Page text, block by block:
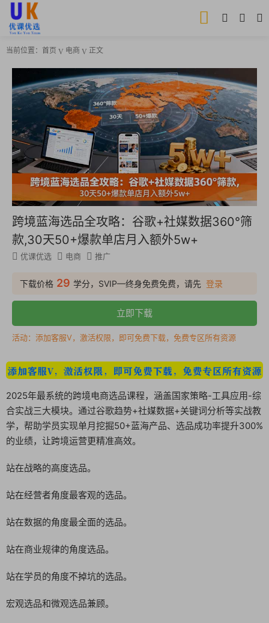
当前位置： 首页 电商 正文
跨境蓝海选品全攻略：谷歌+社媒数据360°筛
款,30天50+爆款单店月入额外5w+
优课优选 电商 推广
下载价格 29 学分，SVIP—终身免费免费，请先 登录
立即下载
活动：添加客服V，激活权限，即可免费下载，免费专区所有资源
2025年最系统的跨境电商选品课程，涵盖国家策略-工具应用-综
合实战三大模块。通过谷歌趋势+社媒数据+关键词分析等实战教
学，帮助学员实现单月挖掘50+蓝海产品、选品成功率提升300%
的业绩，让跨境运营更精准高效。
站在战略的高度选品。
站在经营者角度最客观的选品。
站在数据的角度最全面的选品。
站在商业规律的角度选品。
站在学员的角度不掉坑的选品。
宏观选品和微观选品兼顾。